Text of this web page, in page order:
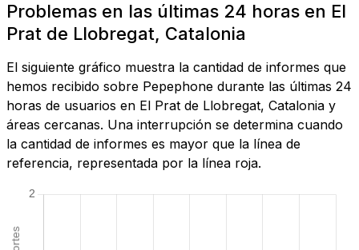
Problemas en las últimas 24 horas en El
Prat de Llobregat, Catalonia
El siguiente gráfico muestra la cantidad de informes que
hemos recibido sobre Pepephone durante las últimas 24
horas de usuarios en El Prat de Llobregat, Catalonia y
áreas cercanas. Una interrupción se determina cuando
la cantidad de informes es mayor que la línea de
referencia, representada por la línea roja.